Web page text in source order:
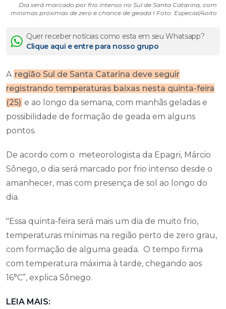
Dia será marcado por frio intenso no Sul de Santa Catarina, com
mínimas próximas de zero e chance de geada I Foto: Especial/4oito
Quer receber notícias como esta em seu Whatsapp?
Clique aqui e entre para nosso grupo
A região Sul de Santa Catarina deve seguir
registrando temperaturas baixas nesta quinta-feira
(25) e ao longo da semana, com manhãs geladas e
possibilidade de formação de geada em alguns
pontos.
De acordo com o meteorologista da Epagri, Márcio
Sônego, o dia será marcado por frio intenso desde o
amanhecer, mas com presença de sol ao longo do
dia.
"Essa quinta-feira será mais um dia de muito frio,
temperaturas mínimas na região perto de zero grau,
com formação de alguma geada. O tempo firma
com temperatura máxima à tarde, chegando aos
16°C”, explica Sônego.
LEIA MAIS: